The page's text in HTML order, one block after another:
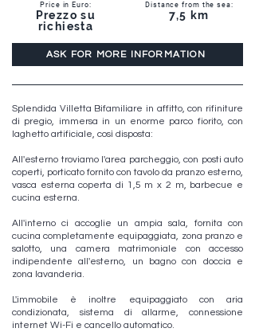
Price in Euro:
Prezzo su
richiesta
Distance from the sea:
7,5 km
ASK FOR MORE INFORMATION
Splendida Villetta Bifamiliare in affitto, con rifiniture
di pregio, immersa in un enorme parco fiorito, con
laghetto artificiale, così disposta:
All'esterno troviamo l'area parcheggio, con posti auto
coperti, porticato fornito con tavolo da pranzo esterno,
vasca esterna coperta di 1,5 m x 2 m, barbecue e
cucina esterna.
All'interno ci accoglie un ampia sala, fornita con
cucina completamente equipaggiata, zona pranzo e
salotto, una camera matrimoniale con accesso
indipendente all'esterno, un bagno con doccia e
zona lavanderia.
L'immobile è inoltre equipaggiato con aria
condizionata, sistema di allarme, connessione
internet Wi-Fi e cancello automatico.